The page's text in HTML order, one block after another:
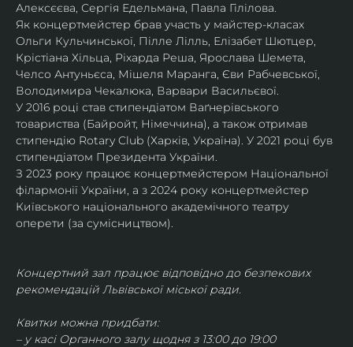
Алексєєва, Сергія Едельмана, Павла Гілілова.
Як концертмейстер брав участь у майстер-класах
Ольги Кульчинської, Пілле Лілль, Елізабет Шютцер,
Крістіана Хільца, Ріхарда Реша, Ярослава Шемета,
Челсо Антуньєса, Мішеля Маранга, Єви Рабчевської,
Володимира Чекалюка, Варвари Васильєвої.
У 2016 році став стипендіатом Ваґнерівського
товариства (Байройт, Німеччина), а також отримав
стипендію Rotary Club (Харків, Україна). У 2021 році був
стипендіатом Президента України.
З 2023 року працює концертмейстером Національної
філармонії України, а з 2024 року концертмейстер
Київського національного академічного театру
оперети (за сумісництвом).
Концертний зал працює відповідно до безпекових
рекомендацій Львівської міської ради.
Квитки можна придбати:
– у касі Органного залу щодня з 13:00 до 19:00